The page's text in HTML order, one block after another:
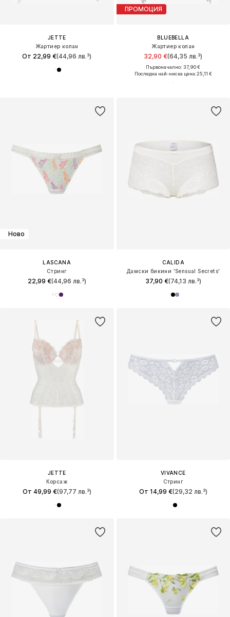
JETTE
Жартиер колан
От 22,99 €(44,96 лв.³)
ПРОМОЦИЯ
BLUEBELLA
Жартиер колан
32,90 €(64,35 лв.³)
Първоначално: 37,90 €
Последна най-ниска цена:25,11 €
Ново
LASCANA
Стринг
22,99 €(44,96 лв.³)
CALIDA
Дамски бикини 'Sensual Secrets'
37,90 €(74,13 лв.³)
JETTE
Корсаж
От 49,99 €(97,77 лв.³)
VIVANCE
Стринг
От 14,99 €(29,32 лв.³)